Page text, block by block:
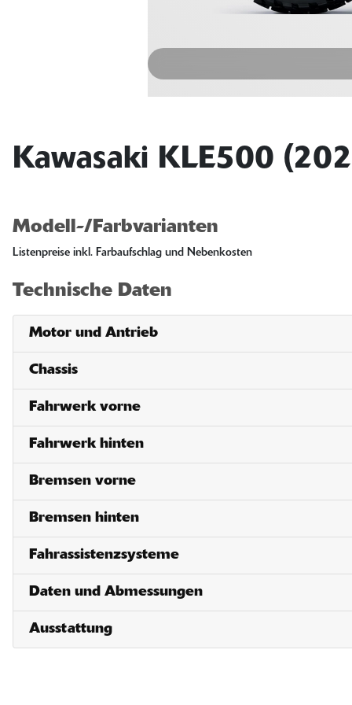
Kawasaki KLE500
Modell-/Farbvarianten
Listenpreise inkl. Farbaufschlag und Nebenkosten
Technische Daten
Motor und Antrieb
Chassis
Fahrwerk vorne
Fahrwerk hinten
Bremsen vorne
Bremsen hinten
Fahrassistenzsysteme
Daten und Abmessungen
Ausstattung